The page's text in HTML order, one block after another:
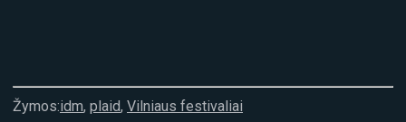
Žymos:idm, plaid, Vilniaus festivaliai